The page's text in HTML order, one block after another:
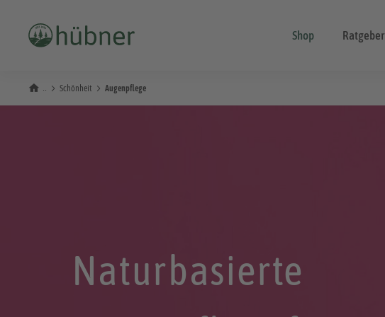
Shop Ratgeber
Schönheit Augenpflege
Naturbasierte